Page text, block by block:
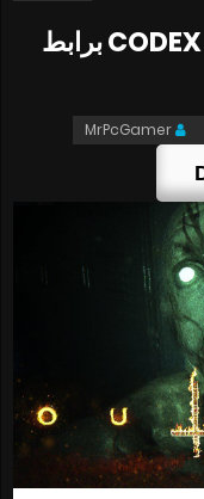
تحميل لعبة Outlast 2 بكراك CODEX برابط
MrPcGamer